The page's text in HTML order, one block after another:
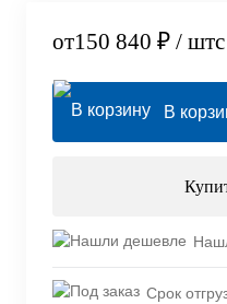
от150 840 ₽ / шт
В
Срок